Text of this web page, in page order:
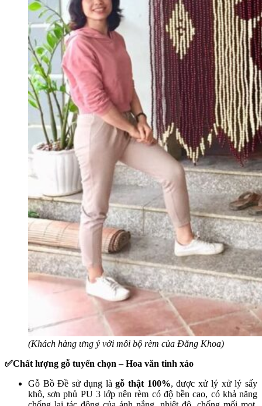
(Khách hàng ưng ý với mỗi bộ rèm của Đăng Khoa)
✅Chất lượng gỗ tuyển chọn – Hoa văn tinh xảo
Gỗ Bồ Đề sử dụng làgỗ thật 100%, được xử lý xử lý sấy
khô, sơn phủ PU 3 lớp nên rèm có độ bền cao, có khả năng